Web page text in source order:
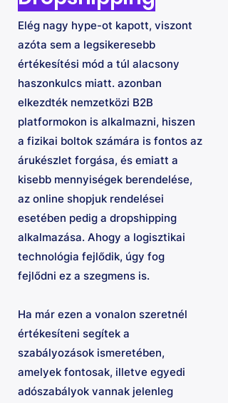
Elég nagy hype-ot kapott, viszont
azóta sem a legsikeresebb
értékesítési mód a túl alacsony
haszonkulcs miatt. azonban
elkezdték nemzetközi B2B
platformokon is alkalmazni, hiszen
a fizikai boltok számára is fontos az
árukészlet forgása, és emiatt a
kisebb mennyiségek berendelése,
az online shopjuk rendelései
esetében pedig a dropshipping
alkalmazása. Ahogy a logisztikai
technológia fejlődik, úgy fog
fejlődni ez a szegmens is.
Ha már ezen a vonalon szeretnél
értékesíteni segítek a
szabályozások ismeretében,
amelyek fontosak, illetve egyedi
adószabályok vannak jelenleg